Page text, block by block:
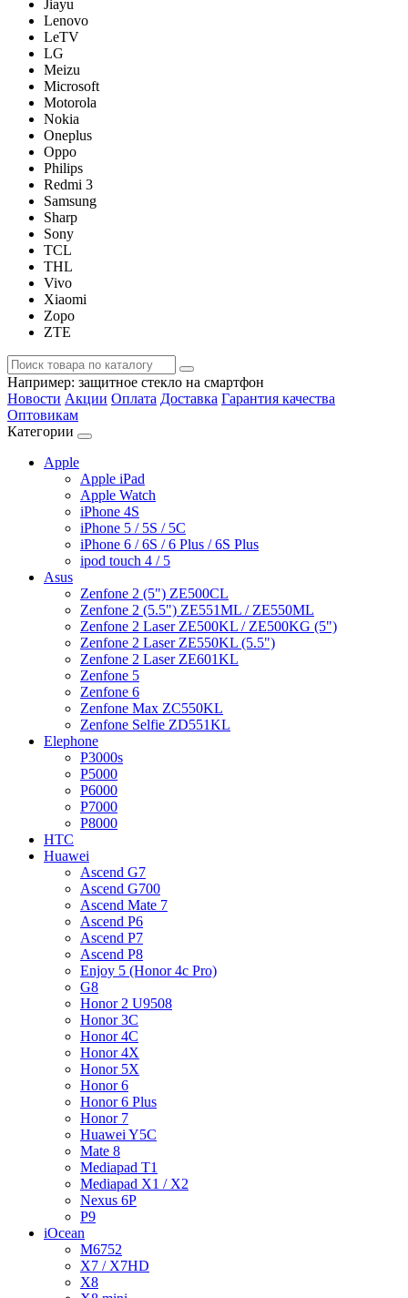
Jiayu
Lenovo
LeTV
LG
Meizu
Microsoft
Motorola
Nokia
Oneplus
Oppo
Philips
Redmi 3
Samsung
Sharp
Sony
TCL
THL
Vivo
Xiaomi
Zopo
ZTE
Например: защитное стекло на смартфон
Новости Акции Оплата Доставка Гарантия качества
Оптовикам
Категории
Apple
Apple iPad
Apple Watch
iPhone 4S
iPhone 5 / 5S / 5C
iPhone 6 / 6S / 6 Plus / 6S Plus
ipod touch 4 / 5
Asus
Zenfone 2 (5") ZE500CL
Zenfone 2 (5.5") ZE551ML / ZE550ML
Zenfone 2 Laser ZE500KL / ZE500KG (5")
Zenfone 2 Laser ZE550KL (5.5")
Zenfone 2 Laser ZE601KL
Zenfone 5
Zenfone 6
Zenfone Max ZC550KL
Zenfone Selfie ZD551KL
Elephone
P3000s
P5000
P6000
P7000
P8000
HTC
Huawei
Ascend G7
Ascend G700
Ascend Mate 7
Ascend P6
Ascend P7
Ascend P8
Enjoy 5 (Honor 4c Pro)
G8
Honor 2 U9508
Honor 3C
Honor 4C
Honor 4X
Honor 5X
Honor 6
Honor 6 Plus
Honor 7
Huawei Y5C
Mate 8
Mediapad T1
Mediapad X1 / X2
Nexus 6P
P9
iOcean
M6752
X7 / X7HD
X8